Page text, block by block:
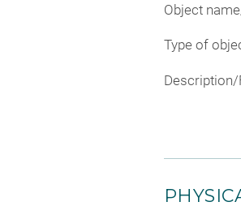
Object
Type of
Description/